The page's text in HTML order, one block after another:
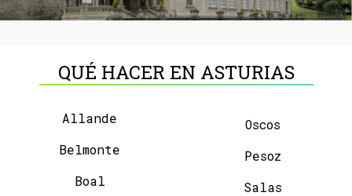
QUÉ HACER EN ASTURIAS
Allande
Belmonte
Boal
Oscos
Pesoz
Salas